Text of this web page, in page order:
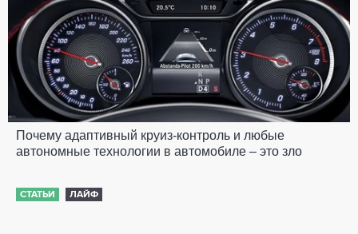
Почему адаптивный круиз-контроль и любые
автономные технологии в автомобиле – это зло
СТАТЬИ ЛАЙФ